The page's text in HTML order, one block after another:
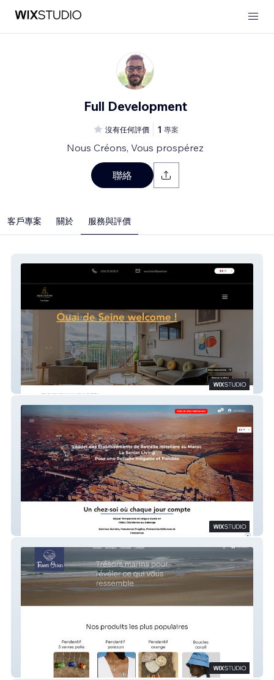
Full Development
沒有任何評價 1 專案
Nous Créons, Vous prospérez
聯絡
客戶專案 關於 服務與評價
Quai De Seine
Trésors Océan